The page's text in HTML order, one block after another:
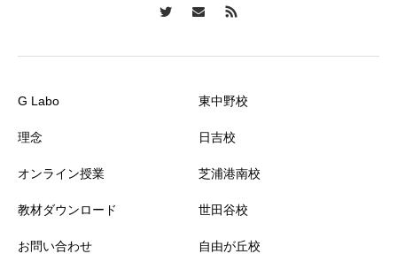
G Labo
理念
オンライン授業
教材ダウンロード
お問い合わせ
東中野校
日吉校
芝浦港南校
世田谷校
自由が丘校